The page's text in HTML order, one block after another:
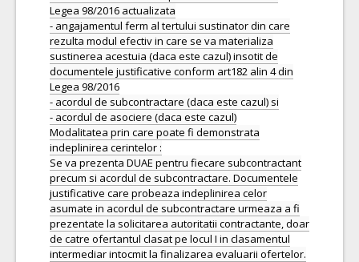
Legea 98/2016 actualizata
- angajamentul ferm al tertului sustinator din care
rezulta modul efectiv in care se va materializa
sustinerea acestuia (daca este cazul) insotit de
documentele justificative conform art182 alin 4 din
Legea 98/2016
- acordul de subcontractare (daca este cazul) si
- acordul de asociere (daca este cazul)
Modalitatea prin care poate fi demonstrata
indeplinirea cerintelor :
Se va prezenta DUAE pentru fiecare subcontractant
precum si acordul de subcontractare. Documentele
justificative care probeaza indeplinirea celor
asumate in acordul de subcontractare urmeaza a fi
prezentate la solicitarea autoritatii contractante, doar
de catre ofertantul clasat pe locul I in clasamentul
intermediar intocmit la finalizarea evaluarii ofertelor.